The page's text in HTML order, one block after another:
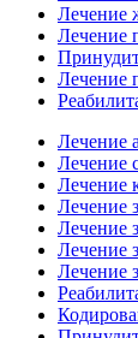
Лечение
Лечение
Лечение
Лечение
Лечение
Лечение
Лечение
Лечение
Лечение
Лечение